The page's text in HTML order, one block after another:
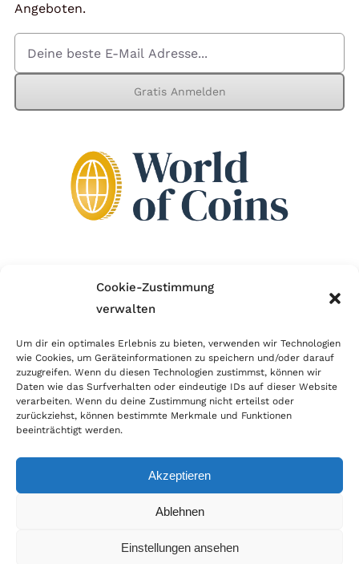
Cookie-Zustimmung
verwalten
Um dir ein optimales Erlebnis zu bieten, verwenden wir Technologien
wie Cookies, um Geräteinformationen zu speichern und/oder darauf
zuzugreifen. Wenn du diesen Technologien zustimmst, können wir
Daten wie das Surfverhalten oder eindeutige IDs auf dieser Website
verarbeiten. Wenn du deine Zustimmung nicht erteilst oder
zurückziehst, können bestimmte Merkmale und Funktionen
beeinträchtigt werden.
Akzeptieren
Ablehnen
Einstellungen ansehen
Mein Konto
Warenkorb
Angeboten.
Gratis Anmelden
Wir sind Mitglied im Händlerbund!
erfolgreichen E-Commerce ein. Auch wir sind wie
viele Onlineshops im Netz Mitglied im Händlerbund
und unterstützen fairen Onlinehandel.
© Copyright 2026 | World of Coins |Impressum|Datenschutz|Cookie
|Zahlung & Versand